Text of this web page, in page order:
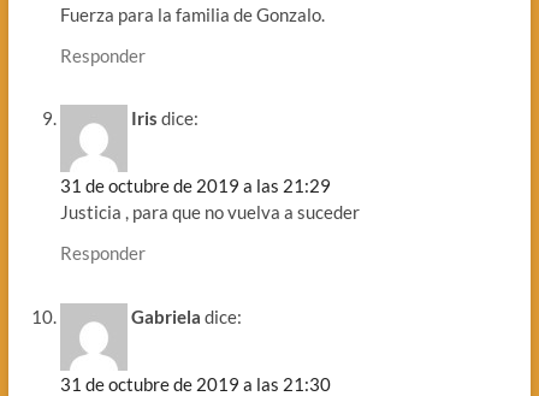
Fuerza para la familia de Gonzalo.
Responder
Iris dice:
31 de octubre de 2019 a las 21:29
Justicia , para que no vuelva a suceder
Responder
Gabriela dice:
31 de octubre de 2019 a las 21:30